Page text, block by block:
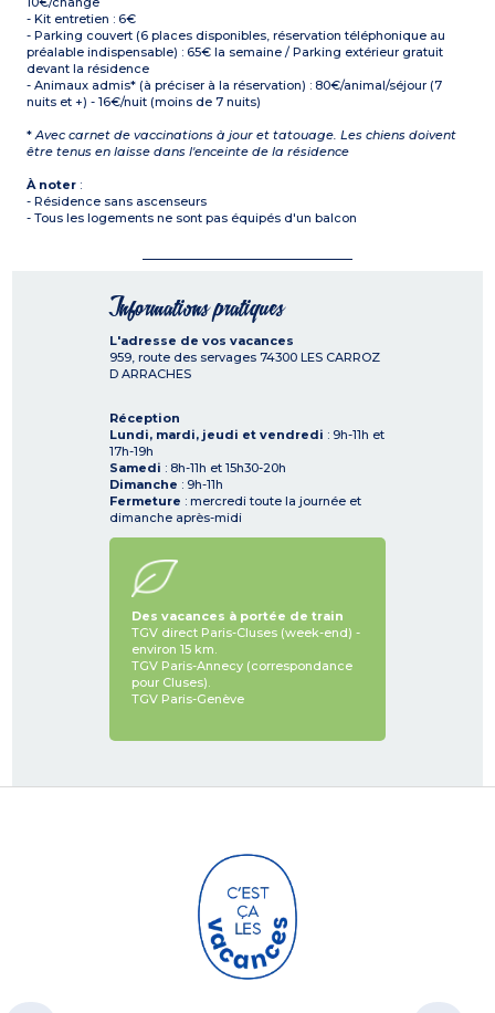
- Kit entretien : 6€
- Parking couvert (6 places disponibles, réservation téléphonique au
préalable indispensable) : 65€ la semaine / Parking extérieur gratuit
devant la résidence
- Animaux admis* (à préciser à la réservation) : 80€/animal/séjour (7
nuits et +) - 16€/nuit (moins de 7 nuits)
*Avec carnet de vaccinations à jour et tatouage. Les chiens doivent
être tenus en laisse dans l'enceinte de la résidence
À noter :
- Résidence sans ascenseurs
- Tous les logements ne sont pas équipés d'un balcon
Informations pratiques
L'adresse de vos vacances
959, route des servages 74300 LES CARROZ
D ARRACHES
Réception
Lundi, mardi, jeudi et vendredi : 9h-11h et
17h-19h
Samedi : 8h-11h et 15h30-20h
Dimanche : 9h-11h
Fermeture : mercredi toute la journée et
dimanche après-midi
Des vacances à portée de train
TGV direct Paris-Cluses (week-end) -
environ 15 km.
TGV Paris-Annecy (correspondance
pour Cluses).
TGV Paris-Genève